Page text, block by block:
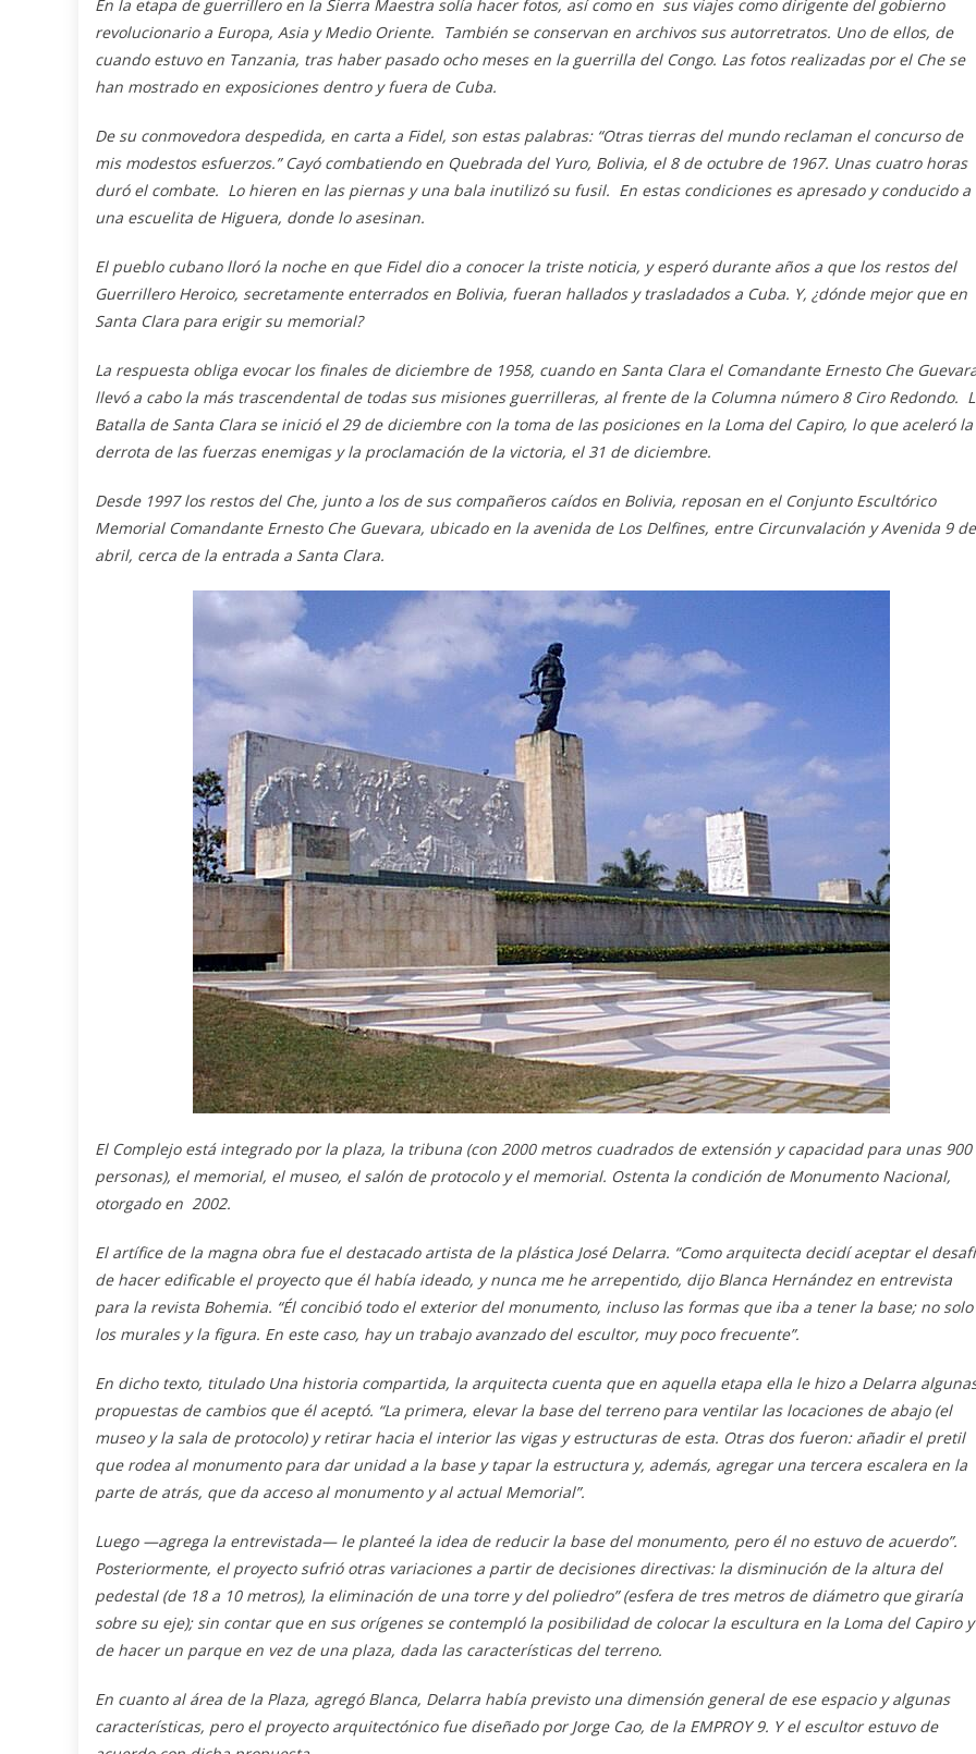
En la etapa de guerrillero en la Sierra Maestra solía hacer fotos, así como en sus viajes como dirigente del gobierno
revolucionario a Europa, Asia y Medio Oriente. También se conservan en archivos sus autorretratos. Uno de ellos, de
cuando estuvo en Tanzania, tras haberpasadoocho meses en la guerrilla del Congo. Las fotos realizadas por el Che se
han mostrado en exposiciones dentro y fuera de Cuba.
De su conmovedora despedida, en carta a Fidel, son estas palabras: “Otras tierras del mundo reclaman el concurso de
mis modestos esfuerzos.”Cayó combatiendo en Quebrada del Yuro, Bolivia, el 8 de octubre de 1967. Unas cuatro horas
duró el combate. Lo hieren en las piernas y una bala inutilizó su fusil. En estas condiciones es apresado y conducido a
una escuelita de Higuera, donde lo asesinan.
El pueblo cubano lloró la noche en que Fidel dio a conocer la triste noticia, y esperódurante años a que los restos del
Guerrillero Heroico, secretamente enterrados en Bolivia, fueran hallados y trasladados a Cuba. Y, ¿dónde mejor que en
Santa Clara para erigir su memorial?
La respuesta obliga evocar los finales de diciembre de 1958, cuando en Santa Clara el Comandante Ernesto Che
llevó a cabo la más trascendental de todas sus misiones guerrilleras, al frente de la Columna número 8 Ciro Redondo.
Batalla de Santa Clara se inició el 29 de diciembre con la toma de las posiciones en la Loma del Capiro, lo que aceleró la
derrota de las fuerzas enemigas yla proclamación de la victoria, el 31 de diciembre.
Desde 1997 los restos del Che, junto a los de sus compañeros caídos en Bolivia, reposan en el Conjunto Escultórico
Memorial Comandante Ernesto Che Guevara, ubicado en la avenida de Los Delfines, entre Circunvalación y Avenida 9 de
abril, cerca de la entrada a Santa Clara.
El Complejo está integrado por la plaza, la tribuna (con 2000 metros cuadrados de extensión y capacidad para unas 900
personas), el memorial, el museo, el salón de protocolo y el memorial. Ostenta la condición de Monumento Nacional,
otorgado en 2002.
El artífice de la magna obra fue el destacado artista de la plástica José Delarra. “Como arquitecta decidí aceptar el
de hacer edificable el proyecto que él había ideado, y nunca me he arrepentido, dijo Blanca Hernández en entrevista
para la revista Bohemia. “Él concibió todo el exterior del monumento, incluso las formas que iba a tener la base; no solo
los murales y la figura. En este caso, hay un trabajo avanzado del escultor, muy poco frecuente”.
En dicho texto, titulado Una historia compartida, la arquitecta cuenta que en aquella etapa ella le hizo a Delarra
propuestas de cambios que él aceptó. “La primera, elevar la base del terreno para ventilar las locaciones de abajo (el
museo y la sala de protocolo) y retirar hacia el interior las vigas y estructuras de esta. Otras dos fueron: añadir el pretil
que rodea al monumento para dar unidad a la base y tapar la estructura y, además, agregar una tercera escalera en la
parte de atrás, que da acceso al monumento y al actual Memorial”.
Luego —agrega la entrevistada— le planteé la idea de reducir la base del monumento, pero él no estuvo de acuerdo”.
Posteriormente, el proyecto sufrió otras variaciones a partir de decisiones directivas: la disminución de la altura del
pedestal (de 18 a 10 metros), la eliminación de una torre y del poliedro” (esfera de tres metros de diámetro que giraría
sobre su eje); sin contar que en sus orígenes se contempló la posibilidad de colocar la escultura en la Loma del Capiro y
de hacer un parque en vez de una plaza, dada las características del terreno.
En cuanto al área de la Plaza, agregó Blanca, Delarra había previsto una dimensión general de ese espacio y algunas
características, pero el proyecto arquitectónico fue diseñado por Jorge Cao, de la EMPROY 9. Y el escultor estuvo de